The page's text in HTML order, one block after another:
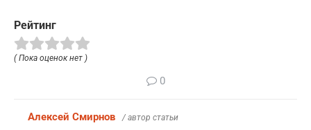
Рейтинг
( Пока оценок нет )
0
Алексей Смирнов / автор статьи